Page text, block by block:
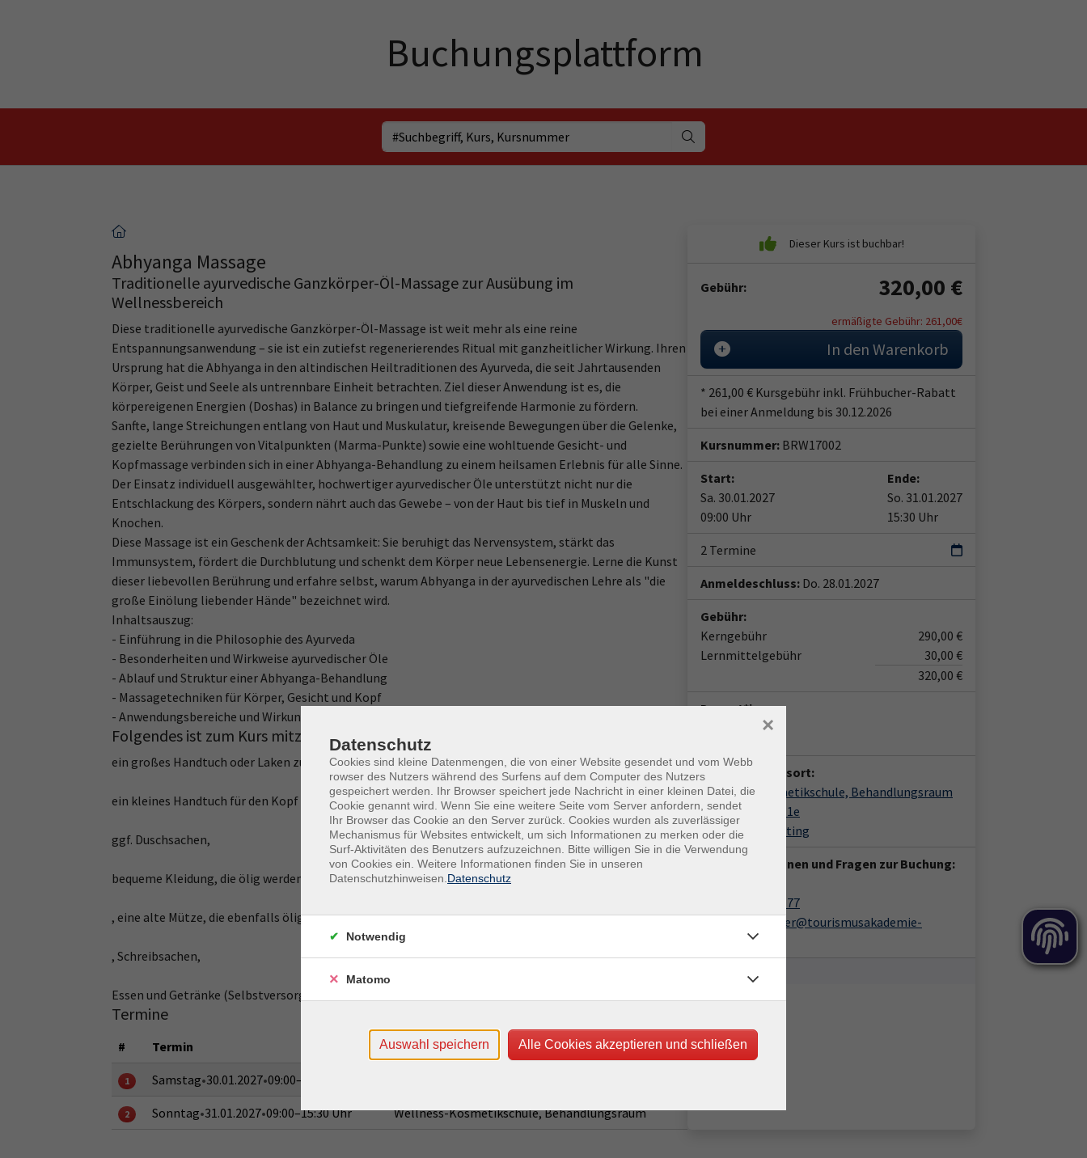
Abhyanga Massage
Traditionelle ayurvedische Ganzkörper-Öl-Massage zur Ausübung im
Wellnessbereich
Diese traditionelle ayurvedische Ganzkörper-Öl-Massage ist weit mehr als eine reine
Entspannungsanwendung – sie ist ein zutiefst regenerierendes Ritual mit ganzheitlicher Wirkung. Ihren
Ursprung hat die Abhyanga in den altindischen Heiltraditionen des Ayurveda, die seit Jahrtausenden
Körper, Geist und Seele als untrennbare Einheit betrachten. Ziel dieser Anwendung ist es, die
körpereigenen Energien (Doshas) in Balance zu bringen und tiefgreifende Harmonie zu fördern.
Sanfte, lange Streichungen entlang von Haut und Muskulatur, kreisende Bewegungen über die Gelenke,
gezielte Berührungen von Vitalpunkten (Marma-Punkte) sowie eine wohltuende Gesicht- und
Kopfmassage verbinden sich in einer Abhyanga-Behandlung zu einem heilsamen Erlebnis für alle Sinne.
Der Einsatz individuell ausgewählter, hochwertiger ayurvedischer Öle unterstützt nicht nur die
Entschlackung des Körpers, sondern nährt auch das Gewebe – von der Haut bis tief in Muskeln und
Knochen.
Diese Massage ist ein Geschenk der Achtsamkeit: Sie beruhigt das Nervensystem, stärkt das
Immunsystem, fördert die Durchblutung und schenkt dem Körper neue Lebensenergie. Lerne die Kunst
dieser liebevollen Berührung und erfahre selbst, warum Abhyanga in der ayurvedischen Lehre als "die
große Einölung liebender Hände" bezeichnet wird.
Inhaltsauszug:
- Einführung in die Philosophie des Ayurveda
- Besonderheiten und Wirkweise ayurvedischer Öle
- Ablauf und Struktur einer Abhyanga-Behandlung
- Massagetechniken für Körper, Gesicht und Kopf
- Anwendungsbereiche und Wirkungen der Abhyanga
Folgendes ist zum Kurs mitzubringen
ein großes Handtuch oder Laken zum Zudecken (darf ölig werden),
ein kleines Handtuch für den Kopf (wird ebenfalls ölig),
ggf. Duschsachen,
bequeme Kleidung, die ölig werden darf
, eine alte Mütze, die ebenfalls ölig werden darf
, Schreibsachen,
Essen und Getränke (Selbstversorgung)
Termine
# Termin Ort / Raum
1 Samstag•30.01.2027•09:00–15:30 Uhr
2 Sonntag•31.01.2027•09:00–15:30 Uhr Wellness-Kosmetikschule, Behandlungsraum
Gebühr: 320,00 €
ermäßigte Gebühr: 261,00€
In den Warenkorb
* 261,00 € Kursgebühr inkl. Frühbucher-Rabatt
bei einer Anmeldung bis 30.12.2026
Kursnummer: BRW17002
Start:
Sa. 30.01.2027
09:00 Uhr
Ende:
So. 31.01.2027
15:30 Uhr
2 Termine
Anmeldeschluss: Do. 28.01.2027
Gebühr:
Kerngebühr
290,00 €
Lernmittelgebühr
30,00 €
320,00 €
Dozent*in:
Sonja Heigl
Veranstaltungsort:
Wellness-Kosmetikschule, Behandlungsraum
Landshuter Str. 1e
93444 Bad Kötzting
Für Informationen und Fragen zur Buchung:
09941/9085-77
katrin.loeffler@tourismusakademie-
ostbayern.de
Datenschutz
Cookies sind kleine Datenmengen, die von einer Website gesendet und vom Webb
rowser des Nutzers während des Surfens auf dem Computer des Nutzers
gespeichert werden. Ihr Browser speichert jede Nachricht in einer kleinen Datei, die
Cookie genannt wird. Wenn Sie eine weitere Seite vom Server anfordern, sendet
Ihr Browser das Cookie an den Server zurück. Cookies wurden als zuverlässiger
Mechanismus für Websites entwickelt, um sich Informationen zu merken oder die
Surf-Aktivitäten des Benutzers aufzuzeichnen. Bitte willigen Sie in die Verwendung
von Cookies ein. Weitere Informationen finden Sie in unseren
Datenschutzhinweisen. Datenschutz
×
Notwendig
Matomo
Auswahl speichern Alle Cookies akzeptieren und schließen